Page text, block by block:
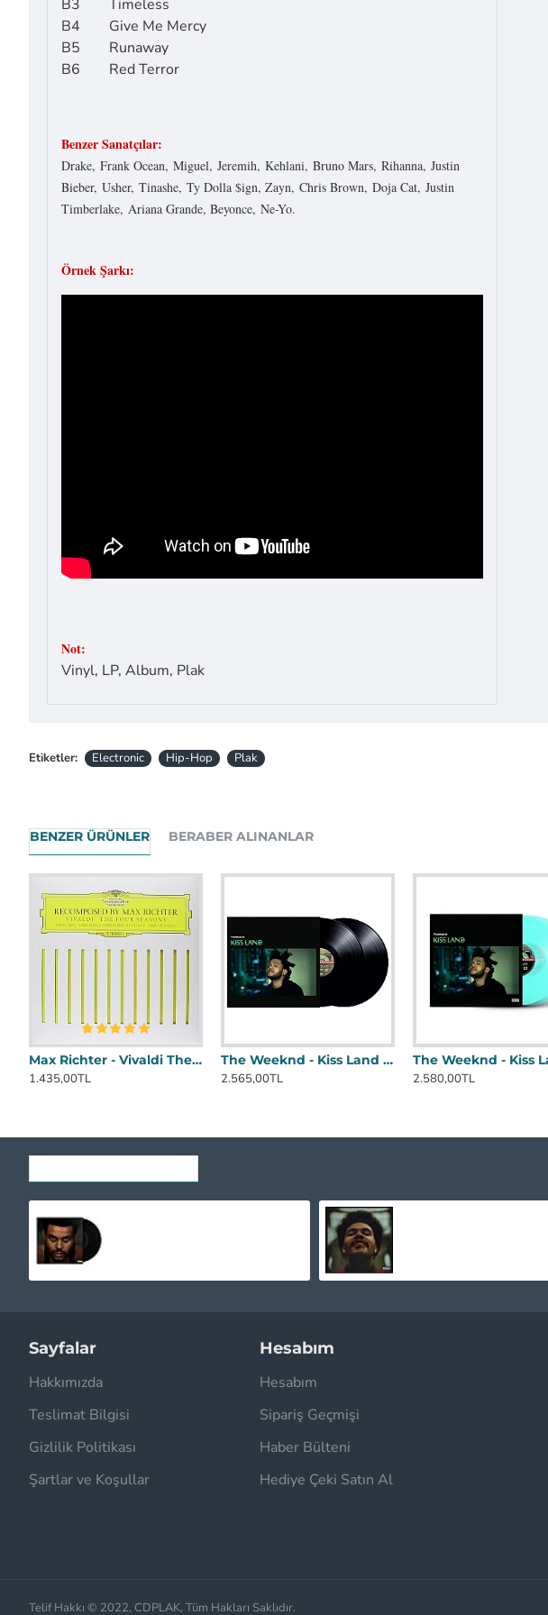
B3 Timeless
B4 Give Me Mercy
B5 Runaway
B6 Red Terror
Benzer Sanatçılar:
Drake, Frank Ocean, Miguel, Jeremih, Kehlani, Bruno Mars, Rihanna, Justin
Bieber, Usher, Tinashe, Ty Dolla $ign, Zayn, Chris Brown, Doja Cat, Justin
Timberlake, Ariana Grande, Beyonce, Ne-Yo.
Örnek Şarkı:
Not:
Vinyl, LP, Album, Plak
Etiketler: Electronic Hip-Hop Plak
BENZER ÜRÜNLER BERABER ALINANLAR
Max Richter - Vivaldi The Four Seasons Plak 2 LP
1.435,00TL
The Weeknd - Kiss Land Plak 2 LP
2.565,00TL
2.580,00TL
Sayfalar
Hakkımızda
Teslimat Bilgisi
Gizlilik Politikası
Şartlar ve Koşullar
Hesabım
Hesabım
Sipariş Geçmişi
Haber Bülteni
Hediye Çeki Satın Al
Telif Hakkı © 2022, CDPLAK, Tüm Hakları Saklıdır.